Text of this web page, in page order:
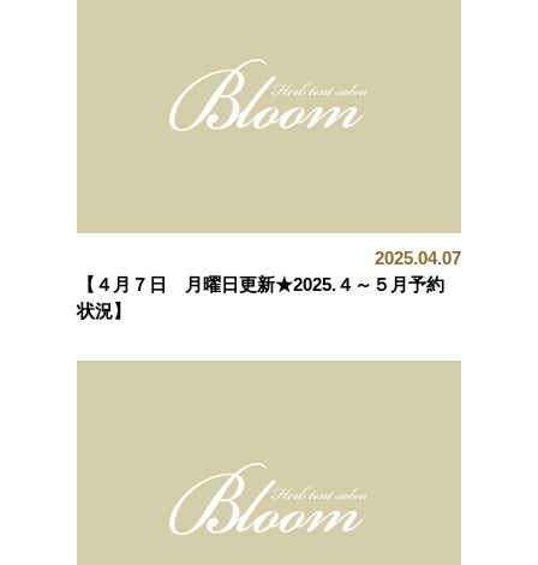
2025.04.07
【４月７日 月曜日更新★2025.４～５月予約
状況】